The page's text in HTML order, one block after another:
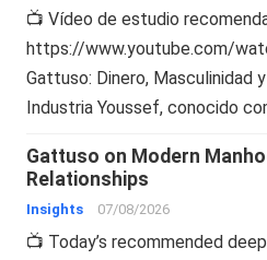
📺 Vídeo de estudio
https://www.youtube.com/
Gattuso: Dinero, Masculinidad
Industria Youssef, conocido
Gattuso on Modern
Relationships
Insights 07/08/2026
📺 Today’s recommended